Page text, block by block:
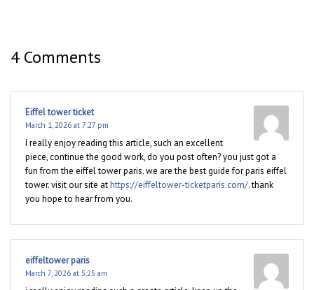
4 Comments
Eiffel tower ticket
March 1, 2026 at 7:27 pm
I really enjoy reading this article, such an excellent
piece, continue the good work, do you post often? you just got a
fun from the eiffel tower paris. we are the best guide for paris eiffel
tower. visit our site athttps://eiffeltower-ticketparis.com/. thank
you hope to hear from you.
eiffeltower paris
March 7, 2026 at 5:25 am